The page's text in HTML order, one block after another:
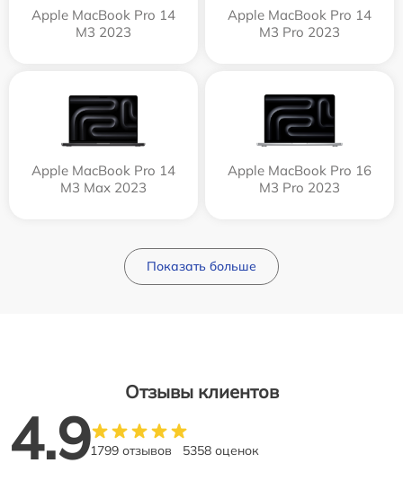
Apple MacBook Pro 14
M3 2023
Apple MacBook Pro 14
M3 Pro 2023
Apple MacBook Pro 14
M3 Max 2023
Apple MacBook Pro 16
M3 Pro 2023
Показать больше
Отзывы клиентов
4.91799 отзывов 5358 оценок